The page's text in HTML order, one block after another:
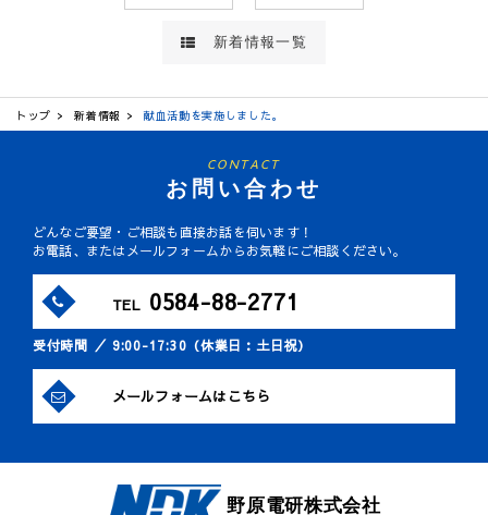
新着情報一覧
トップ 新着情報 献血活動を実施しました。
CONTACT
お問い合わせ
どんなご要望・ご相談も直接お話を伺います！
お電話、またはメールフォームからお気軽にご相談ください。
TEL 0584-88-2771
受付時間 ／ 9:00-17:30（休業日：土日祝）
メールフォームはこちら
野原電研株式会社